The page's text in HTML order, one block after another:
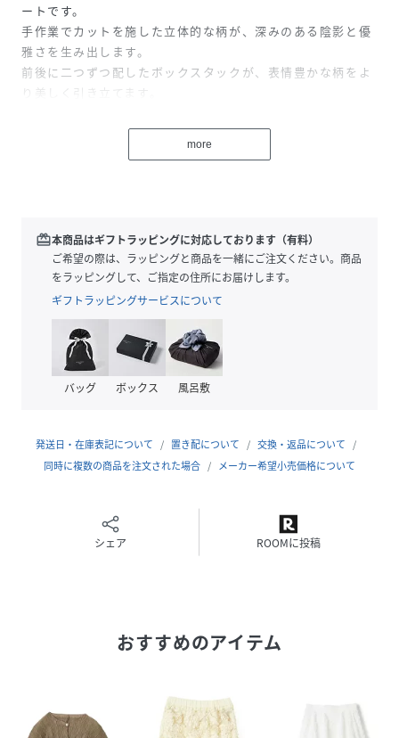
ートです。
手作業でカットを施した立体的な柄が、深みのある陰影と優
雅さを生み出します。
前後に二つずつ配したボックスタックが、表情豊かな柄をよ
り美しく引き立てます。
りながら、シルク綿ならではの軽快な穿き心地が魅力です。
ウエスト部分には馴染みを良くする加工を施し、同色のグロ
ライトイエロー着用モデル:H175 B79 W58 H86 着用サイズ
ホワイト着用モデル:H170 B77 W58 H85 着用サイズ38
※定価（税込）は、2026年6月26日のセール開始前の店舗に
おける販売価格です。
性別タイプ レディース
素材
表地: 本体: 綿61%, ポリエステル25%, 絹14%, グ
more
redeem本商品はギフトラッピングに対応しております（有料）
ご希望の際は、ラッピングと商品を一緒にご注文ください。商品
をラッピングして、ご指定の住所にお届けします。
ギフトラッピングサービスについて
バッグ ボックス 風呂敷
発送日・在庫表記について 置き配について
交換・返品について
同時に複数の商品を注文された場合
メーカー希望小売価格について
シェア ROOMに投稿
おすすめのアイテム